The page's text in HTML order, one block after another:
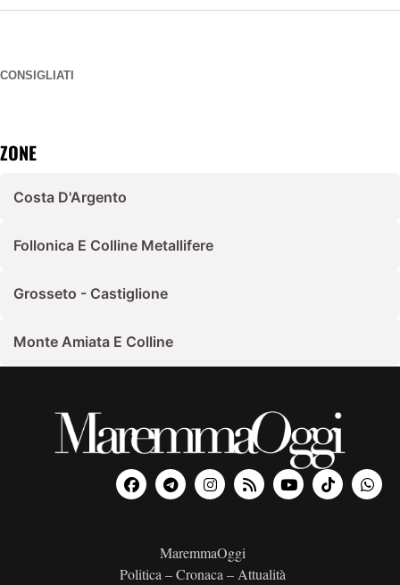
CONSIGLIATI
ZONE
Costa D'Argento
Follonica E Colline Metallifere
Grosseto - Castiglione
Monte Amiata E Colline
MaremmaOggi
Politica – Cronaca – Attualità